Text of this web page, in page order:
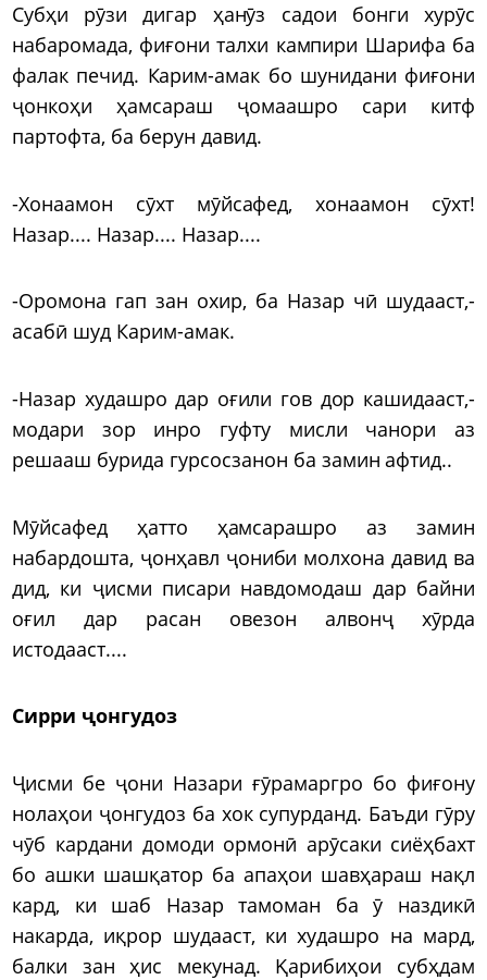
Субҳи рӯзи дигар ҳанӯз садои бонги хурӯс
набаромада, фиғони талхи кампири Шарифа ба
фалак печид. Карим-амак бо шунидани фиғони
ҷонкоҳи ҳамсараш ҷомаашро сари китф
партофта, ба берун давид.
-Хонаамон сӯхт мӯйсафед, хонаамон сӯхт!
Назар.... Назар.... Назар....
-Оромона гап зан охир, ба Назар чӣ шудааст,-
асабӣ шуд Карим-амак.
-Назар худашро дар оғили гов дор кашидааст,-
модари зор инро гуфту мисли чанори аз
решааш бурида гурсосзанон ба замин афтид..
Мӯйсафед ҳатто ҳамсарашро аз замин
набардошта, ҷонҳавл ҷониби молхона давид ва
дид, ки ҷисми писари навдомодаш дар байни
оғил дар расан овезон алвонҷ хӯрда
истодааст....
Сирри ҷонгудоз
Ҷисми бе ҷони Назари ғӯрамаргро бо фиғону
нолаҳои ҷонгудоз ба хок супурданд. Баъди гӯру
чӯб кардани домоди ормонӣ арӯсаки сиёҳбахт
бо ашки шашқатор ба апаҳои шавҳараш нақл
кард, ки шаб Назар тамоман ба ӯ наздикӣ
накарда, иқрор шудааст, ки худашро на мард,
балки зан ҳис мекунад. Қарибиҳои субҳдам